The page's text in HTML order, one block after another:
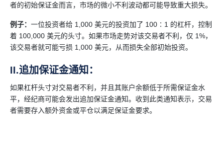
者的初始保证金而言，市场的微小不利波动都可能导致重大损失。
例子： 一位投资者给 1,000 美元的投资加了 100∶1 的杠杆，控制
着 100,000 美元的头寸。如果市场走势对该交易者不利，仅 1%，
该交易者就可能亏损 1,000 美元，从而损失全部初始投资。
II.追加保证金通知：
如果杠杆头寸对交易者不利，并且其账户余额低于所需保证金水
平，经纪商可能会发出追加保证金通知。收到此类通知表示，交易
者需要存入额外资金或平仓以满足保证金要求。